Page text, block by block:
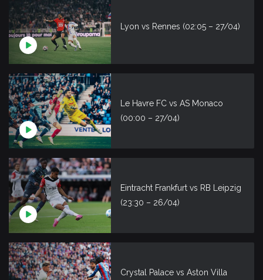
Lyon vs Rennes (02:05 – 27/04)
Le Havre FC vs AS Monaco
(00:00 – 27/04)
Eintracht Frankfurt vs RB Leipzig
(23:30 – 26/04)
Crystal Palace vs Aston Villa